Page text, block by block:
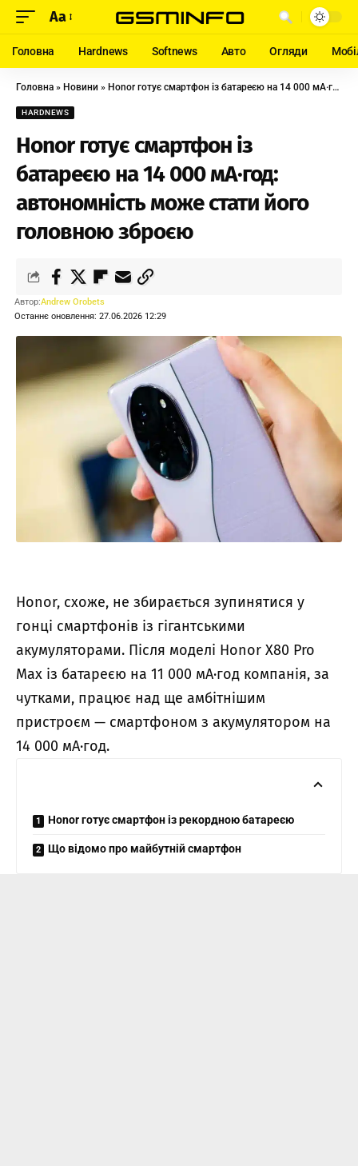
Aa
Головна Hardnews Softnews Авто Огляди
Головна » Новини » Honor готує смартфон із батареєю на 14 000 мА·год: автономність може стати його головною зброєю
HARDNEWS
Honor готує смартфон із
батареєю на 14 000 мА·год:
автономність може стати його
головною зброєю
Останнє оновлення: 27.06.2026 12:29
Автор:Andrew Orobets
Honor, схоже, не збирається зупинятися у
гонці смартфонів із гігантськими
акумуляторами. Після моделі Honor X80 Pro
Max із батареєю на 11 000 мА·год компанія, за
чутками, працює над ще амбітнішим
пристроєм — смартфоном з акумулятором на
14 000 мА·год.
Honor готує смартфон із рекордною батареєю
Що відомо про майбутній смартфон